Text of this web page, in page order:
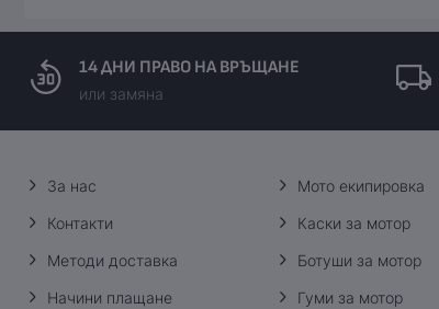
14 ДНИ ПРАВО НА ВРЪЩАНЕ
или замяна
За нас
Контакти
Методи доставка
Начини плащане
Мото екипировка
Каски за мотор
Ботуши за мотор
Гуми за мотор